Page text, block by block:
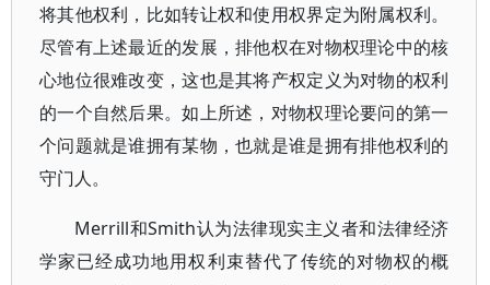
将其他权利，比如转让权和使用权界定为附属权利。
尽管有上述最近的发展，排他权在对物权理论中的核
心地位很难改变，这也是其将产权定义为对物的权利
的一个自然后果。如上所述，对物权理论要问的第一
个问题就是谁拥有某物，也就是谁是拥有排他权利的
守门人。
Merrill和Smith认为法律现实主义者和法律经济
学家已经成功地用权利束替代了传统的对物权的概